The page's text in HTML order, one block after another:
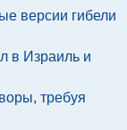
версии гибели
в Израиль и
требуя